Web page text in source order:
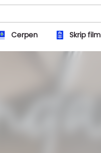
Cerpen Skrip film